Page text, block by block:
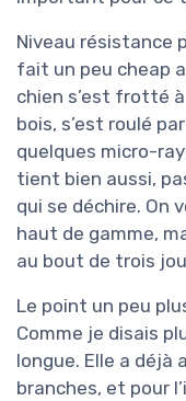
Niveau résistance
fait un peu cheap
chien s’est frotté
bois, s’est roulé
quelques micro-
tient bien aussi,
qui se déchire. On
haut de gamme,
au bout de trois
Le point un peu
Comme je disais
longue. Elle a déjà
branches, et pour